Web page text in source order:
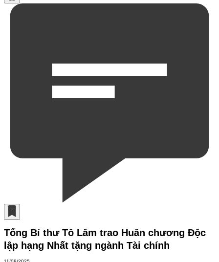
Tổng Bí thư Tô Lâm trao Huân chương Độc
lập hạng Nhất tặng ngành Tài chính